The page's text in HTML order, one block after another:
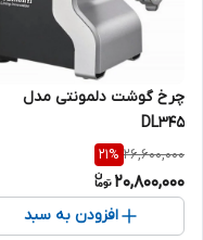
چرخ گوشت دلمونتی مدل
DL345
26,600,000
21%
20,800,000
افزودن به سبد